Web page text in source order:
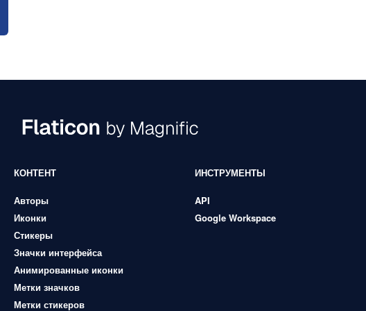
КОНТЕНТ
Авторы
Иконки
Стикеры
Значки интерфейса
Анимированные иконки
Метки значков
Метки стикеров
ИНСТРУМЕНТЫ
API
Google Workspace